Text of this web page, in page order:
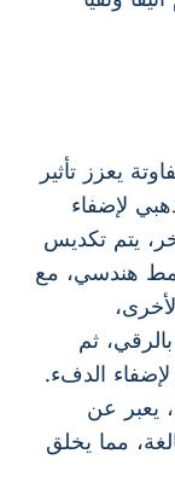
يعزز تأثير
لإضفاء
يتم تكديس
هندسي، مع
ثم
لإضفاء الدفء.
يعبر عن
مما يخلق